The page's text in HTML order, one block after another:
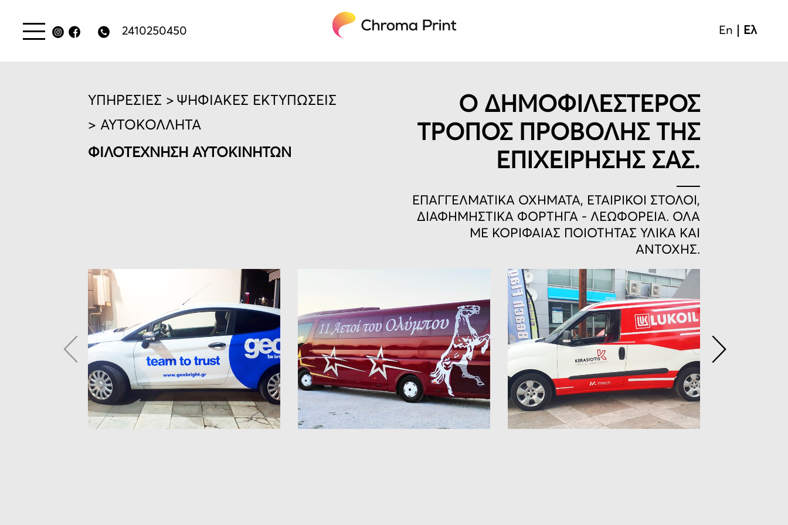
2410250450 En Ελ
ΥΠΗΡΕΣΙΕΣ > ΨΗΦΙΑΚΕΣ ΕΚΤΥΠΩΣΕΙΣ
> ΑΥΤΟΚΟΛΛΗΤΑ
ΦΙΛΟΤΕΧΝΗΣΗ ΑΥΤΟΚΙΝΗΤΩΝ
Ο ΔΗΜΟΦΙΛΕΣΤΕΡΟΣ
ΤΡΟΠΟΣ ΠΡΟΒΟΛΗΣ ΤΗΣ
ΕΠΙΧΕΙΡΗΣΗΣ ΣΑΣ.
ΕΠΑΓΓΕΛΜΑΤΙΚΑ ΟΧΗΜΑΤΑ, ΕΤΑΙΡΙΚΟΙ ΣΤΟΛΟΙ,
ΔΙΑΦΗΜΗΣΤΙΚΑ ΦΟΡΤΗΓΑ - ΛΕΩΦΟΡΕΙΑ. ΟΛΑ
ΜΕ ΚΟΡΙΦΑΙΑΣ ΠΟΙΟΤΗΤΑΣ ΥΛΙΚΑ ΚΑΙ
ΑΝΤΟΧΗΣ.